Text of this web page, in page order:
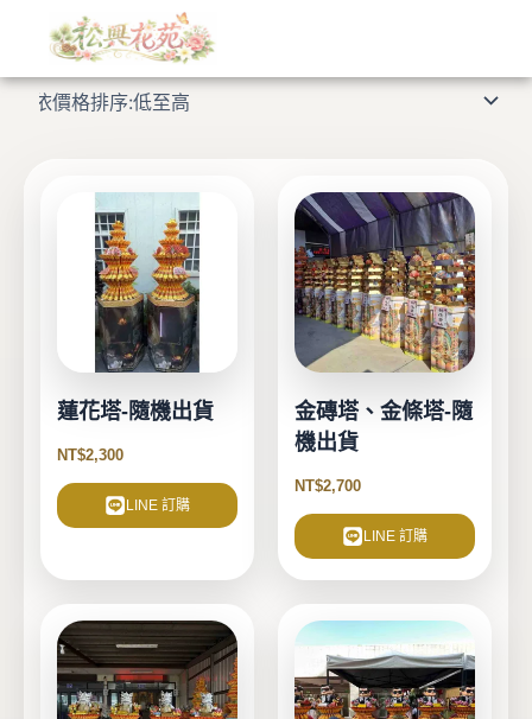
顯示所有 8 筆結果
價
格
排
序：
低
至
蓮花塔-隨機出貨
NT$2,300
LINE 訂購
金磚塔、金條塔-隨
機出貨
NT$2,700
LINE 訂購